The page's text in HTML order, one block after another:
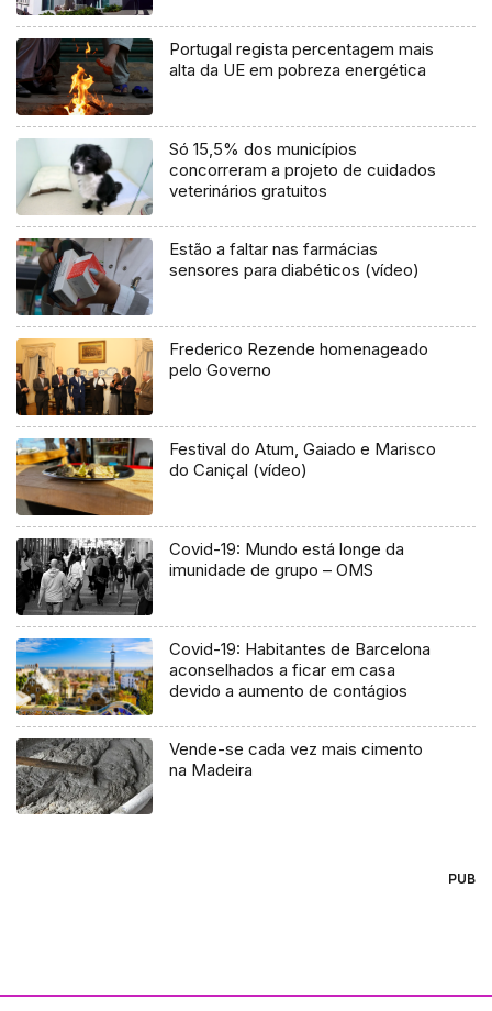
Portugal regista percentagem mais
alta da UE em pobreza energética
Só 15,5% dos municípios
concorreram a projeto de cuidados
veterinários gratuitos
Estão a faltar nas farmácias
sensores para diabéticos (vídeo)
Frederico Rezende homenageado
pelo Governo
Festival do Atum, Gaiado e Marisco
do Caniçal (vídeo)
Covid-19: Mundo está longe da
imunidade de grupo – OMS
Covid-19: Habitantes de Barcelona
aconselhados a ficar em casa
devido a aumento de contágios
Vende-se cada vez mais cimento
na Madeira
PUB